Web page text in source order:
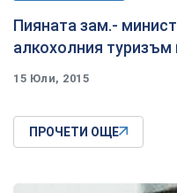
​Пияната зам.-
алкохолния туризъм
15 Юли, 2015
ПРОЧЕТИ ОЩЕ